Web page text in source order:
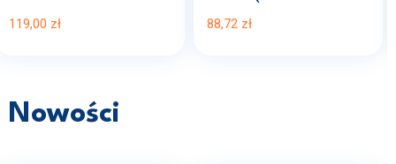
119,00 zł
88,72 zł
Nowości